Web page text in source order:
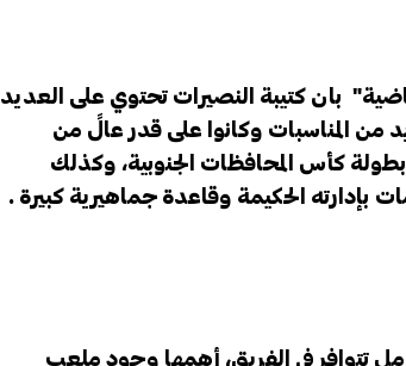
بان كتيبة النصيرات تحتوي على العديد
من المناسبات وكانوا على قدر عالً من
كأس المحافظات الجنوبية، وكذلك
بإدارته الحكيمة وقاعدة جماهيرية كبيرة .
تتوافر في الفريق، أهمها وجود ملعب